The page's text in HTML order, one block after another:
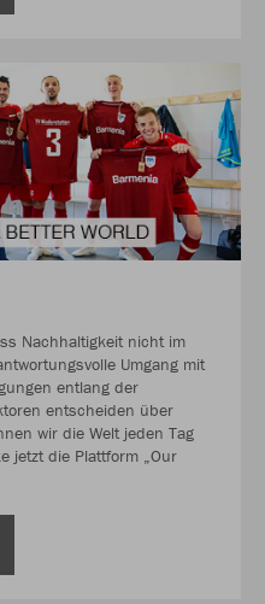
Nachhaltigkeit nicht im
Umgang mit
entlang der
entscheiden über
wir die Welt jeden Tag
jetzt die Plattform „Our